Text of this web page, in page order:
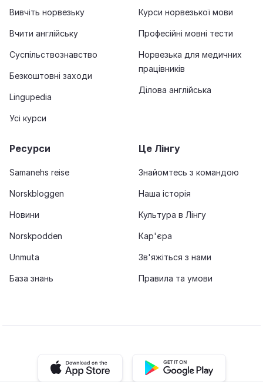
Вивчіть норвезьку
Вчити англійську
Суспільствознавство
Безкоштовні заходи
Lingupedia
Усі курси
Курси норвезької мови
Професійні мовні тести
Норвезька для медичних
працівників
Ділова англійська
Ресурси
Samanehs reise
Norskbloggen
Новини
Norskpodden
Unmuta
База знань
Це Лінгу
Знайомтесь з командою
Наша історія
Культура в Лінгу
Кар'єра
Зв'яжіться з нами
Правила та умови
iOS app Android app